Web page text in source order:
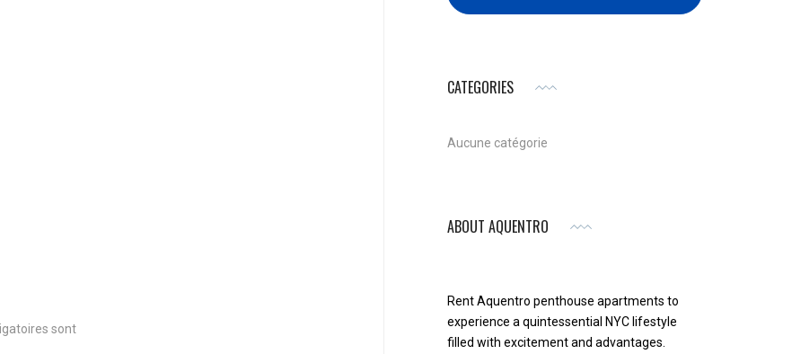
sont
CATEGORIES
Aucune catégorie
ABOUT AQUENTRO
Rent Aquentro penthouse apartments to
experience a quintessential NYC lifestyle
filled with excitement and advantages.